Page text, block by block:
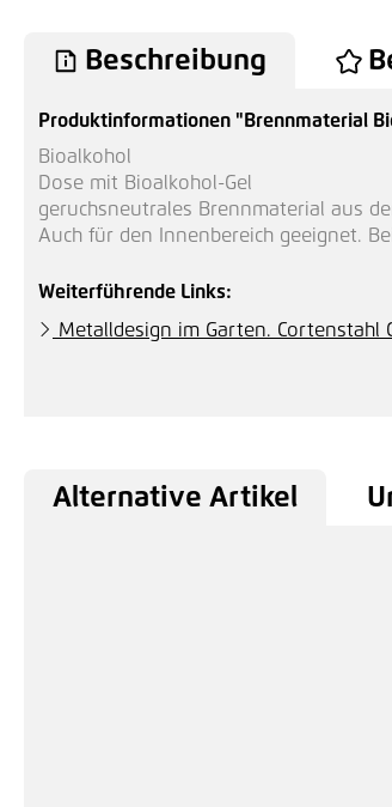
Beschreibung
Produktinformationen "Brennmaterial
Bioalkohol
Dose mit Bioalkohol-Gel
geruchsneutrales Brennmaterial aus
Auch für den Innenbereich geeignet.
Weiterführende Links:
Metalldesign im Garten. Cortenstahl
Alternative Artikel